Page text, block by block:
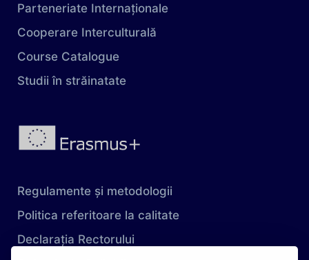
Parteneriate Internaționale
Cooperare Interculturală
Course Catalogue
Studii în străinatate
Regulamente și metodologii
Politica referitoare la calitate
Declarația Rectorului